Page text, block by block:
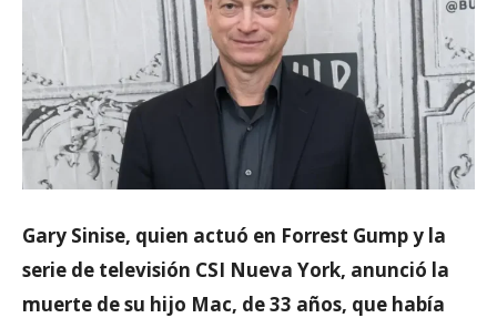
Gary Sinise, quien actuó en Forrest Gump y la
serie de televisión CSI Nueva York, anunció la
muerte de su hijo Mac, de 33 años, que había